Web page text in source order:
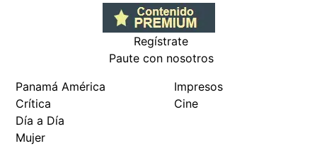
Regístrate
Paute con nosotros
Panamá América
Crítica
Día a Día
Mujer
Impresos
Cine